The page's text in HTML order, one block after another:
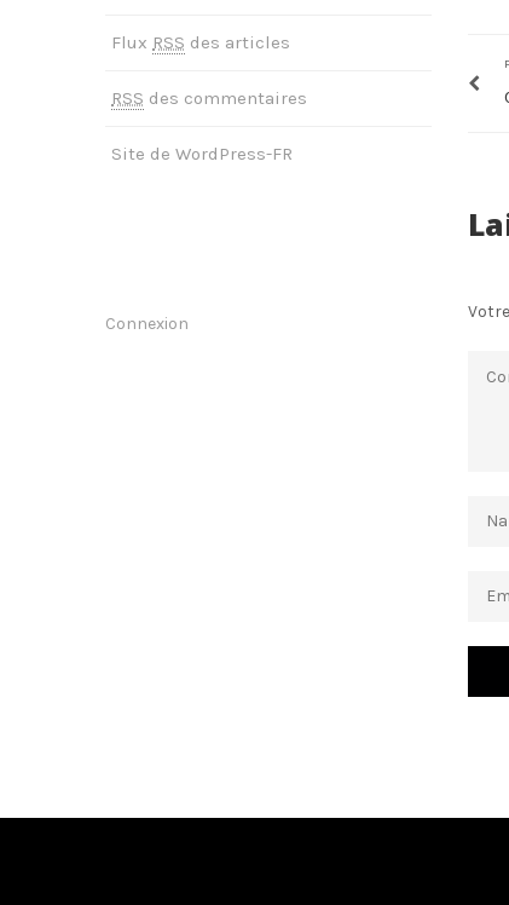
Flux RSS des articles
RSS des commentaires
Site de WordPress-FR
Connexion